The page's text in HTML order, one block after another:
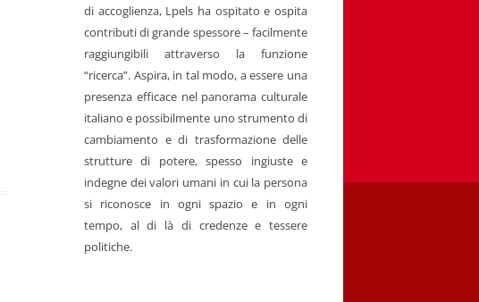
di accoglienza, Lpels ha ospitato e ospita
contributi di grande spessore – facilmente
raggiungibili attraverso la funzione
“ricerca”. Aspira, in tal modo, a essere una
presenza efficace nel panorama culturale
italiano e possibilmente uno strumento di
cambiamento e di trasformazione delle
strutture di potere, spesso ingiuste e
indegne dei valori umani in cui la persona
si riconosce in ogni spazio e in ogni
tempo, al di là di credenze e tessere
politiche.